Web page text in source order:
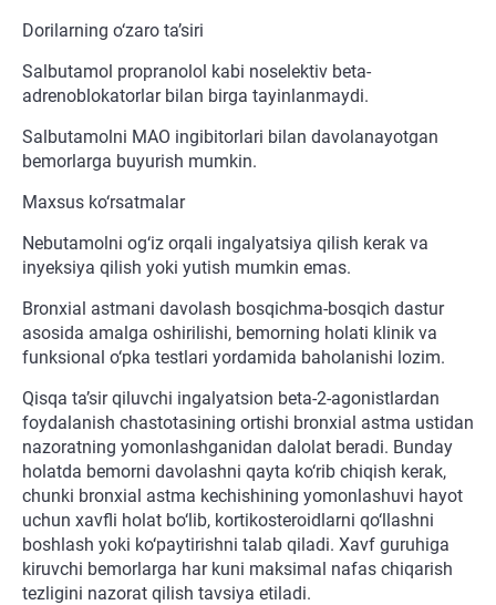
Dorilarning o‘zaro ta’siri
Salbutamol propranolol kabi noselektiv beta-
adrenoblokatorlar bilan birga tayinlanmaydi.
Salbutamolni MAO ingibitorlari bilan davolanayotgan
bemorlarga buyurish mumkin.
Maxsus ko‘rsatmalar
Nebutamolni og‘iz orqali ingalyatsiya qilish kerak va
inyeksiya qilish yoki yutish mumkin emas.
Bronxial astmani davolash bosqichma-bosqich dastur
asosida amalga oshirilishi, bemorning holati klinik va
funksional o‘pka testlari yordamida baholanishi lozim.
Qisqa ta’sir qiluvchi ingalyatsion beta-2-agonistlardan
foydalanish chastotasining ortishi bronxial astma ustidan
nazoratning yomonlashganidan dalolat beradi. Bunday
holatda bemorni davolashni qayta ko‘rib chiqish kerak,
chunki bronxial astma kechishining yomonlashuvi hayot
uchun xavfli holat bo‘lib, kortikosteroidlarni qo‘llashni
boshlash yoki ko‘paytirishni talab qiladi. Xavf guruhiga
kiruvchi bemorlarga har kuni maksimal nafas chiqarish
tezligini nazorat qilish tavsiya etiladi.